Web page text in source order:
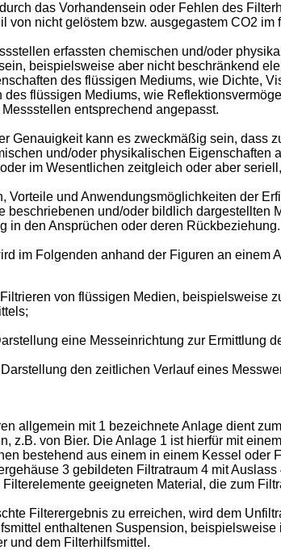
das Vorhandensein oder Fehlen des
von nicht gelöstem bzw. ausgegastem CO2
erfassten chemischen und/oder
beispielsweise aber nicht beschränkend
des flüssigen Mediums, wie Dichte,
flüssigen Mediums, wie
entsprechend angepasst.
Genauigkeit kann es zweckmäßig sein, dass
und/oder physikalischen
im Wesentlichen zeitgleich oder aber
Vorteile und Anwendungsmöglichkeiten der
beschriebenen und/oder bildlich
in den Ansprüchen oder deren
im Folgenden anhand der Figuren an einem
von flüssigen Medien, beispielsweise
eine Messeinrichtung zur Ermittlung
den zeitlichen Verlauf eines
allgemein mit 1 bezeichnete Anlage dient
z.B. von Bier. Die Anlage 1 ist hierfür mit
bestehend aus einem in einem Kessel
3 gebildeten Filtratraum 4 mit
geeigneten Material, die zum
Filterergebnis zu erreichen, wird dem
enthaltenen Suspension,
und dem Filterhilfsmittel.